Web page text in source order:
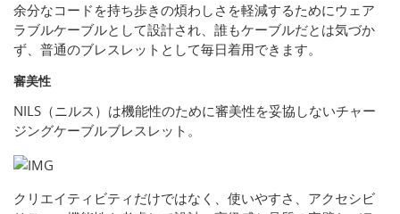
余分なコードを持ち歩きの煩わしさを軽減するためにウェア
ラブルケーブルとして設計され、誰もケーブルだとは気づか
ず、普通のブレスレットとして毎日着用できます。
審美性
NILS（ニルス）は機能性のために審美性を妥協しないチャー
ジングケーブルブレスレット。
クリエイティビティだけではなく、使いやすさ、アクセシビ